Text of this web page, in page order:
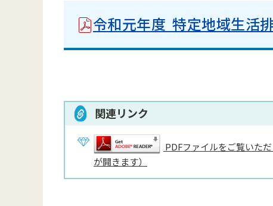
令和元年度 特定地域生活
関連リンク
PDFファイルをご覧いた
が開きます）